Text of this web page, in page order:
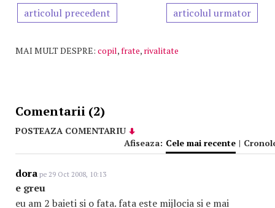
articolul precedent articolul urmator
MAI MULT DESPRE: copil,frate, rivalitate
Comentarii (2)
POSTEAZA COMENTARIU
Afiseaza: Cele mai recente |
dora pe 29 Oct 2008, 10:13
e greu
eu am 2 baieti si o fata. fata este mijlocia si e mai